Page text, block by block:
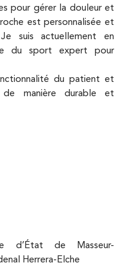
pour gérer la douleur et
est personnalisée et
suis actuellement en
du sport expert pour
du patient et
de manière durable et
d’État de Masseur-
Herrera-Elche
Paris
Boulogne-